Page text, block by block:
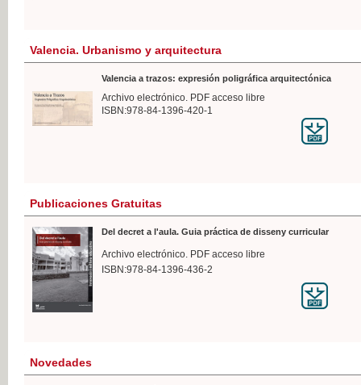
Valencia. Urbanismo y arquitectura
Valencia a trazos: expresión poligráfica arquitectónica
Archivo electrónico. PDF acceso libre
ISBN:978-84-1396-420-1
Publicaciones Gratuitas
Del decret a l'aula. Guia práctica de disseny curricular
Archivo electrónico. PDF acceso libre
ISBN:978-84-1396-436-2
Novedades